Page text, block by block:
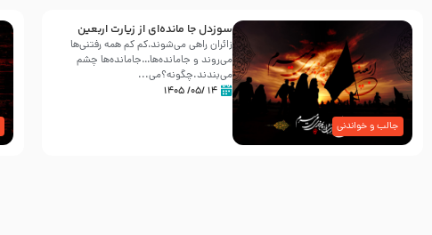
جالب و خواندنی
سوزدل جا مانده‌ای از زیارت اربعین
زائران راهی می‌شوند،کم‌ کم همه رفتنی‌ها
می‌روند و جامانده‌ها…جامانده‌ها چشم
می‌بندند.چگونه؟می‌...
۱۴ /۰۵/ ۱۴۰۵